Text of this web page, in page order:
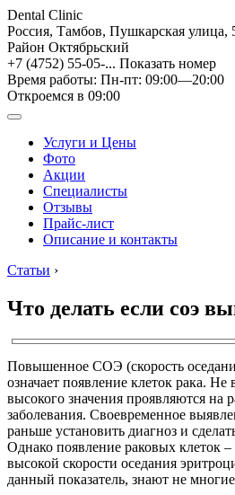
Dental Clinic
Россия, Тамбов, Пушкарская улица,
Район Октябрьский
+7 (4752) 55-05-... Показать номер
Время работы: Пн-пт: 09:00—20:00
Откроемся в 09:00
Услуги и Цены
Фото
Акции
Специалисты
Отзывы
Прайс-лист
Описание и контакты
Статьи ›
Что делать если соэ
Повышенное СОЭ (скорость
означает появление клеток рака. Не
высокого значения проявляются на
заболевания. Своевременное
раньше установить диагноз и
Однако появление раковых клеток
высокой скорости оседания
данный показатель, знают не